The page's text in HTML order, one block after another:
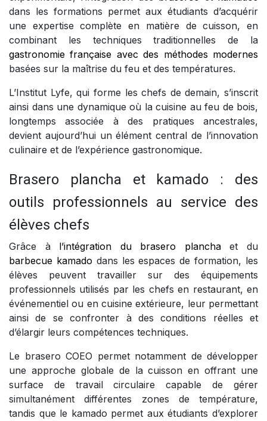
dans les formations permet aux étudiants d’acquérir
une expertise complète en matière de cuisson, en
combinant les techniques traditionnelles de la
gastronomie française avec des méthodes modernes
basées sur la maîtrise du feu et des températures.
L’Institut Lyfe, qui forme les chefs de demain, s’inscrit
ainsi dans une dynamique où la cuisine au feu de bois,
longtemps associée à des pratiques ancestrales,
devient aujourd’hui un élément central de l’innovation
culinaire et de l’expérience gastronomique.
Brasero plancha et kamado : des
outils professionnels au service des
élèves chefs
Grâce à l’intégration du brasero planchaet du
barbecue kamado dans les espaces de formation, les
élèves peuvent travailler sur des équipements
professionnels utilisés par les chefs en restaurant, en
événementiel ou en cuisine extérieure, leur permettant
ainsi de se confronter à des conditions réelles et
d’élargir leurs compétences techniques.
Le brasero COEO permet notamment de développer
une approche globale de la cuisson en offrant une
surface de travail circulaire capable de gérer
simultanément différentes zones de température,
tandis que le kamado permet aux étudiants d’explorer